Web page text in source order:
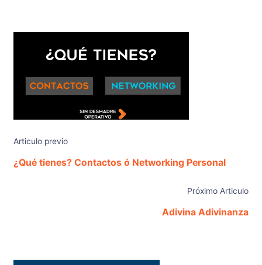
Articulo previo
¿Qué tienes? Contactos ó Networking Personal
Próximo Articulo
Adivina Adivinanza